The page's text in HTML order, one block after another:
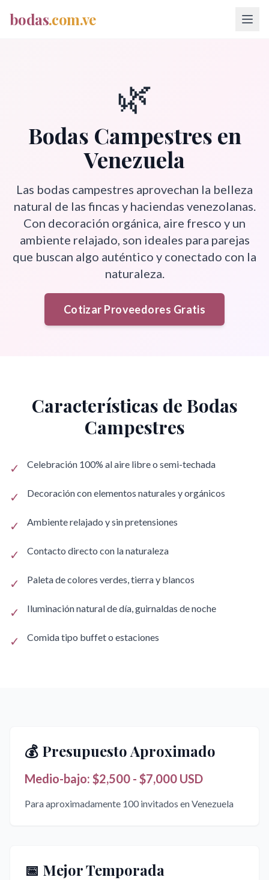
bodas.com.ve
🌿
Bodas Campestres en
Venezuela
Las bodas campestres aprovechan la belleza
natural de las fincas y haciendas venezolanas.
Con decoración orgánica, aire fresco y un
ambiente relajado, son ideales para parejas
que buscan algo auténtico y conectado con la
naturaleza.
Cotizar Proveedores Gratis
Características de Bodas
Campestres
✓ Celebración 100% al aire libre o semi-techada
✓ Decoración con elementos naturales y orgánicos
✓ Ambiente relajado y sin pretensiones
✓ Contacto directo con la naturaleza
✓ Paleta de colores verdes, tierra y blancos
✓ Iluminación natural de día, guirnaldas de noche
✓ Comida tipo buffet o estaciones
💰 Presupuesto Aproximado
Medio-bajo: $2,500 - $7,000 USD
Para aproximadamente 100 invitados en Venezuela
📅 Mejor Temporada